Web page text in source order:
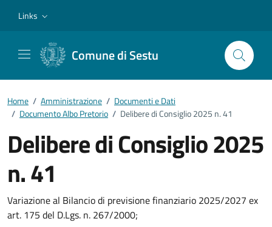
Links
Comune di Sestu
Home / Amministrazione / Documenti e Dati
/ Documento Albo Pretorio / Delibere di Consiglio 2025 n. 41
Delibere di Consiglio 2025
n. 41
Dettagli del documento
Variazione al Bilancio di previsione finanziario 2025/2027 ex
art. 175 del D.Lgs. n. 267/2000;